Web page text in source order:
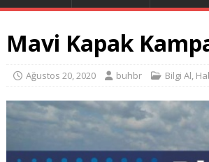
Mavi Kapak
Ağustos 20, 2020 buhbr Bilgi Al,